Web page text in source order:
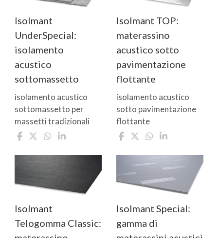
Isolmant
UnderSpecial:
isolamento
acustico
sottomassetto
isolamento acustico
sottomassetto per
massetti tradizionali
Isolmant TOP:
materassino
acustico sotto
pavimentazione
flottante
isolamento acustico
sotto pavimentazione
flottante
Isolmant
Telogomma Classic:
Isolmant Special:
gamma di